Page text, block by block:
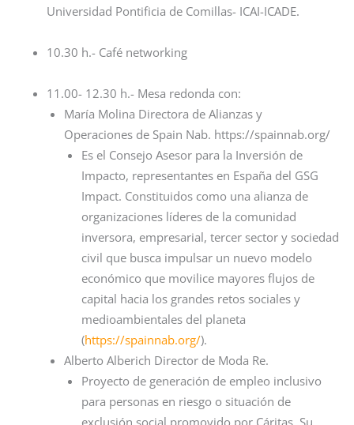
Universidad Pontificia de Comillas- ICAI-ICADE.
10.30 h.- ​Café networking
11.00- 12.30 h.- Mesa redonda con:
​María Molina Directora de Alianzas y
Operaciones de Spain Nab. https://spainnab.org/
Es el Consejo Asesor para la Inversión de
Impacto, representantes en España del GSG
Impact. Constituidos como una alianza de
organizaciones líderes de la comunidad
inversora, empresarial, tercer sector y sociedad
civil que busca impulsar un nuevo modelo
económico que movilice mayores flujos de
capital hacia los grandes retos sociales y
medioambientales del planeta
(https://spainnab.org/).
Alberto Alberich Director de Moda Re.
Proyecto de generación de empleo inclusivo
para personas en riesgo o situación de